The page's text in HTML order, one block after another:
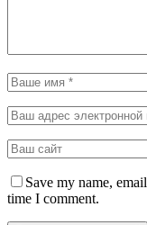
Save my name,
time I comment.